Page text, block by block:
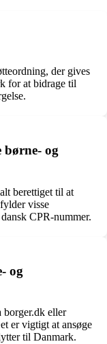
der gives
for at bidrage til
børne- og
berettiget til at
visse
CPR-nummer.
og
borger.dk eller
er vigtigt at ansøge
til Danmark.